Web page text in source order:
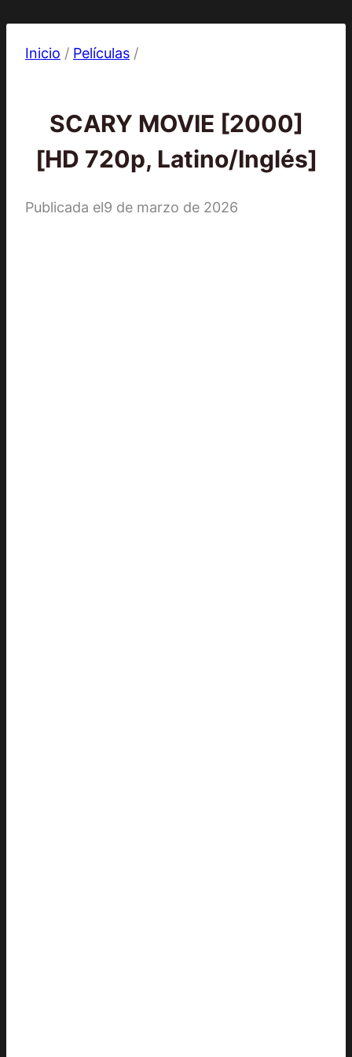
Inicio / Películas /
SCARY MOVIE [2000]
[HD 720p, Latino/Inglés]
Publicada el9 de marzo de 2026